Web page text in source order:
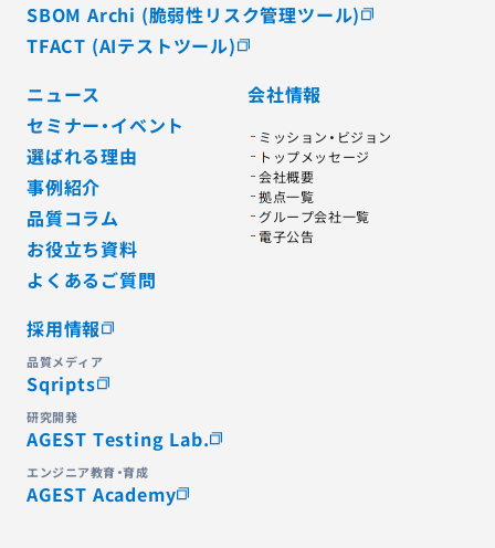
SBOM Archi (脆弱性リスク管理ツール)
TFACT (AIテストツール)
ニュース
セミナー・イベント
選ばれる理由
事例紹介
品質コラム
お役立ち資料
よくあるご質問
会社情報
ミッション・ビジョン
トップメッセージ
会社概要
拠点一覧
グループ会社一覧
電子公告
採用情報
品質メディア
Sqripts
研究開発
AGEST Testing Lab.
エンジニア教育・育成
AGEST Academy